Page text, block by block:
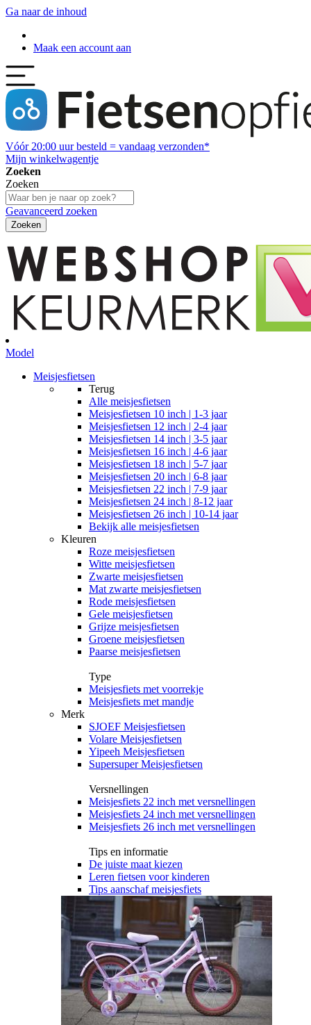
Ga naar de inhoud
Maak een account aan
Vóór 20:00 uur besteld = vandaag verzonden*
Mijn winkelwagentje
Zoeken
Zoeken
Geavanceerd zoeken
Zoeken
Model
Meisjesfietsen
Terug
Alle meisjesfietsen
Meisjesfietsen 10 inch | 1-3 jaar
Meisjesfietsen 12 inch | 2-4 jaar
Meisjesfietsen 14 inch | 3-5 jaar
Meisjesfietsen 16 inch | 4-6 jaar
Meisjesfietsen 18 inch | 5-7 jaar
Meisjesfietsen 20 inch | 6-8 jaar
Meisjesfietsen 22 inch | 7-9 jaar
Meisjesfietsen 24 inch | 8-12 jaar
Meisjesfietsen 26 inch | 10-14 jaar
Bekijk alle meisjesfietsen
Kleuren
Roze meisjesfietsen
Witte meisjesfietsen
Zwarte meisjesfietsen
Mat zwarte meisjesfietsen
Rode meisjesfietsen
Gele meisjesfietsen
Grijze meisjesfietsen
Groene meisjesfietsen
Paarse meisjesfietsen
Type
Meisjesfiets met voorrekje
Meisjesfiets met mandje
Merk
SJOEF Meisjesfietsen
Volare Meisjesfietsen
Yipeeh Meisjesfietsen
Supersuper Meisjesfietsen
Versnellingen
Meisjesfiets 22 inch met versnellingen
Meisjesfiets 24 inch met versnellingen
Meisjesfiets 26 inch met versnellingen
Tips en informatie
De juiste maat kiezen
Leren fietsen voor kinderen
Tips aanschaf meisjesfiets